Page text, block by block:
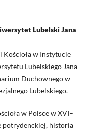
Lubelski Jana
Kościoła w Instytucie
Lubelskiego Jana
Duchownego w
Lubelskiego.
w Polsce w XVI–
potrydenckiej, historia